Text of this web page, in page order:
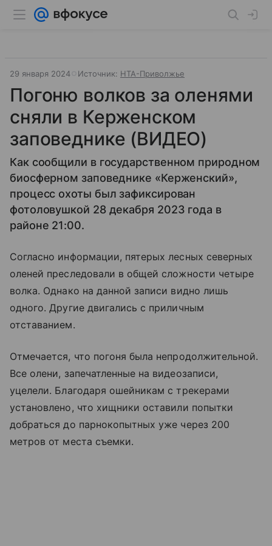
29 января 2024 Источник: НТА-Приволжье
Погоню волков за оленями
сняли в Керженском
заповеднике (ВИДЕО)
Как сообщили в государственном природном
биосферном заповеднике «Керженский»,
процесс охоты был зафиксирован
фотоловушкой 28 декабря 2023 года в
районе 21:00.
Согласно информации, пятерых лесных северных
оленей преследовали в общей сложности четыре
волка. Однако на данной записи видно лишь
одного. Другие двигались с приличным
отставанием.
Отмечается, что погоня была непродолжительной.
Все олени, запечатленные на видеозаписи,
уцелели. Благодаря ошейникам с трекерами
установлено, что хищники оставили попытки
добраться до парнокопытных уже через 200
метров от места съемки.